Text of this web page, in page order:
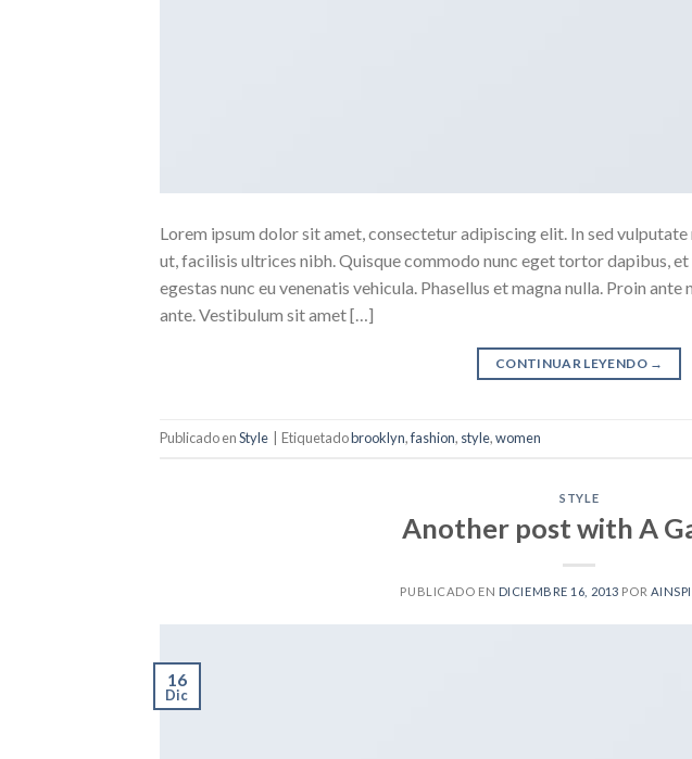
Lorem ipsum dolor sit amet, consectetur adipiscing elit. In sed vulputate
ut, facilisis ultrices nibh. Quisque commodo nunc eget tortor dapibus,
egestas nunc eu venenatis vehicula. Phasellus et magna nulla. Proin
ante. Vestibulum sit amet […]
CONTINUAR LEYENDO →
Publicado enStyle Etiquetadobrooklyn,fashion, style,women
STYLE
Another post with A
PUBLICADO EN DICIEMBRE 16, 2013 POR
16
Dic